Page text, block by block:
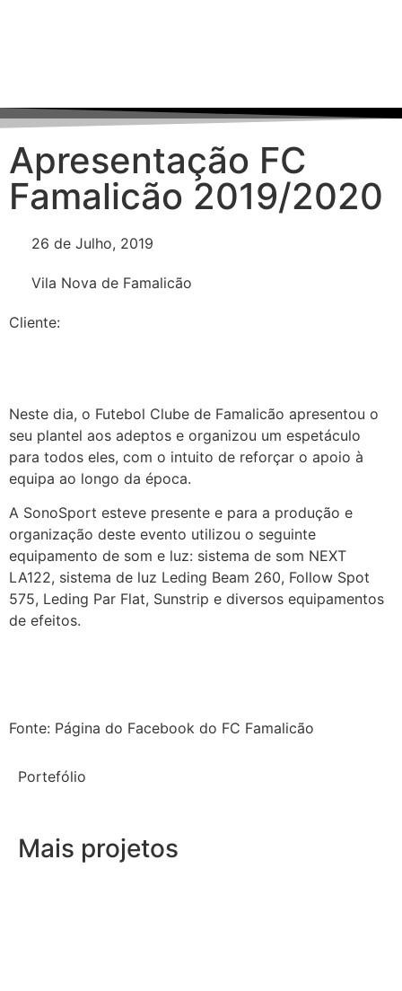
Apresentação FC
Famalicão 2019/2020
26 de Julho, 2019
Vila Nova de Famalicão
Cliente:
Neste dia, o Futebol Clube de Famalicão apresentou o
seu plantel aos adeptos e organizou um espetáculo
para todos eles, com o intuito de reforçar o apoio à
equipa ao longo da época.
A SonoSport esteve presente e para a produção e
organização deste evento utilizou o seguinte
equipamento de som e luz: sistema de som NEXT
LA122, sistema de luz Leding Beam 260, Follow Spot
575, Leding Par Flat, Sunstrip e diversos equipamentos
de efeitos.
Fonte: Página do Facebook do FC Famalicão
Portefólio
Mais projetos